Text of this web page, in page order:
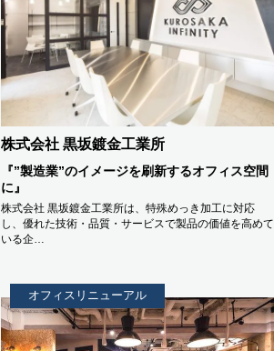
株式会社 黒坂鍍金工業所
『”製造業”のイメージを刷新するオフィス空間
に』
株式会社 黒坂鍍金工業所は、特殊めっき加工に対応
し、優れた技術・品質・サービスで製品の価値を高めて
いる企…
オフィスリニューアル